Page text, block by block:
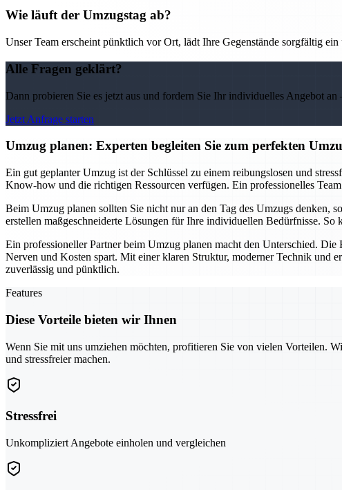
Wie läuft der Umzugstag ab?
Unser Team erscheint pünktlich vor Ort, lädt Ihre Gegenstände sorgfältig
Alle Fragen geklärt?
Dann probieren Sie es jetzt aus und fordern Sie Ihr individuelles Angebot an
Jetzt Anfrage starten
Umzug planen: Experten begleiten Sie zum perfekten
Ein gut geplanter Umzug ist der Schlüssel zu einem reibungslosen und
Know-how und die richtigen Ressourcen verfügen. Ein professionelles
Beim Umzug planen sollten Sie nicht nur an den Tag des Umzugs denken,
erstellen maßgeschneiderte Lösungen für Ihre individuellen Bedürfnisse. So
Ein professioneller Partner beim Umzug planen macht den Unterschied.
Nerven und Kosten spart. Mit einer klaren Struktur, moderner Technik und
zuverlässig und pünktlich.
Features
Diese Vorteile bieten wir Ihnen
Wenn Sie mit uns umziehen möchten, profitieren Sie von vielen Vorteilen.
und stressfreier machen.
Stressfrei
Unkompliziert Angebote einholen und vergleichen